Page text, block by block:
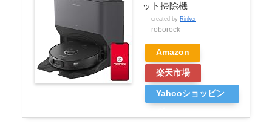
ット掃除機
created by Rinker
roborock
Amazon
楽天市場
Yahooショッピン